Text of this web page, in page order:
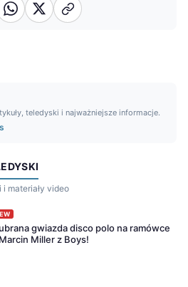
teledyski i najważniejsze informacje.
materiały video
gwiazda disco polo na ramówce
Miller z Boys!